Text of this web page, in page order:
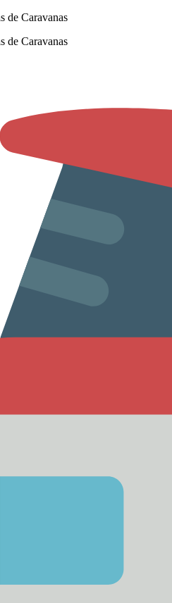
de Caravanas
de Caravanas